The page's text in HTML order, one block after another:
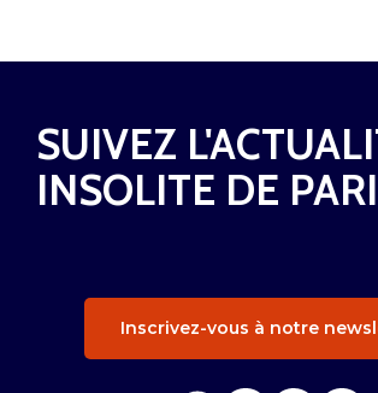
SUIVEZ
INSOLITE DE
Inscrivez-vous à notre